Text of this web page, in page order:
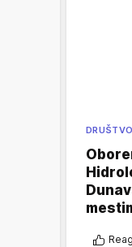
DRUŠTVO